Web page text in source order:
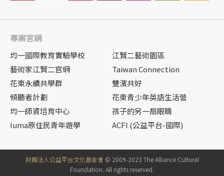
專案官網
均一國際教育實驗學校
江賢二藝術園區
藝術家江賢二官網
Taiwan Connection
花東永續共學群
雙濱共好
傾聽者計劃
花東青少年英語生活營
均一師資培育中心
孩子的另一扇眼睛
luma原住民青年遊學
ACFI (公益平台-國際)
財團法人公益平台文化基金會© 2009-2023 The Alliance Cultural
Foundation. All rights reserved.